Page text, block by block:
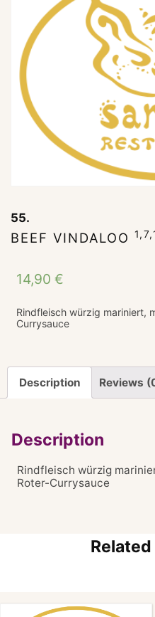
55.
BEEF VINDALOO
14,90€
Rindfleisch würzig mariniert,
Currysauce
Description Reviews
Description
Rindfleisch würzig
Roter-Currysauce